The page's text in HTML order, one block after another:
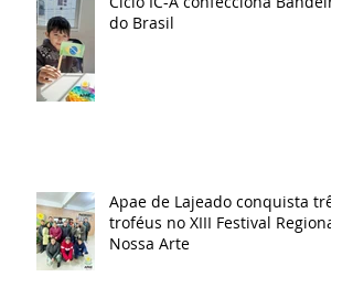
do Brasil
Apae de Lajeado conquista três
troféus no XIII Festival Regional
Nossa Arte